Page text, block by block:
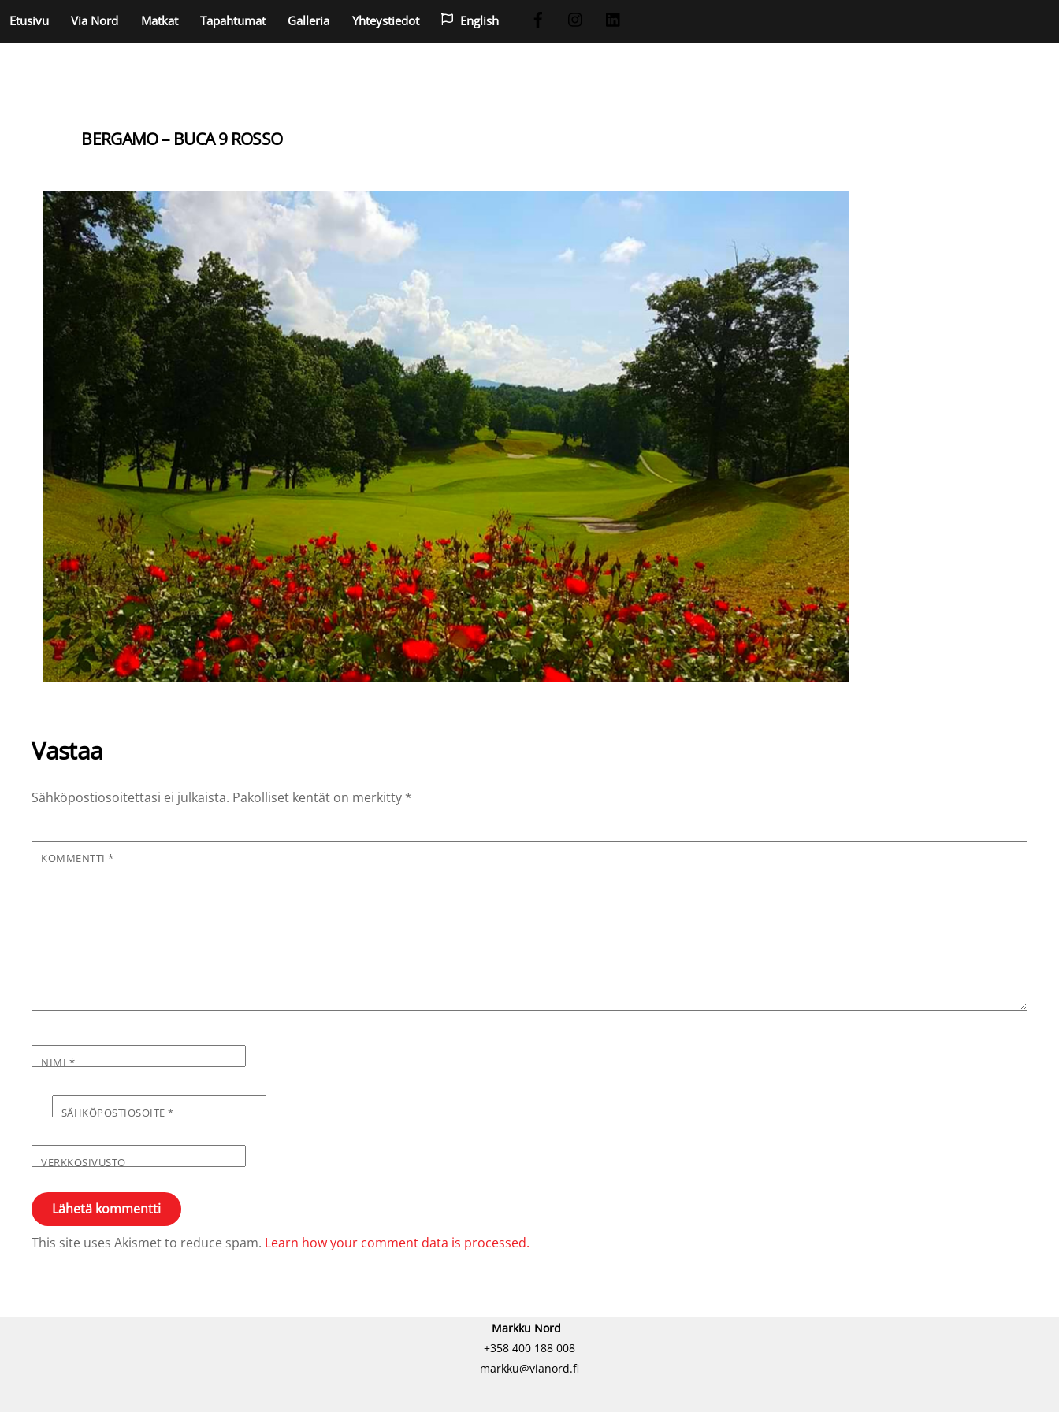
to
Etusivu Via Nord Matkat Tapahtumat Galleria Yhteystiedot English
BERGAMO – BUCA 9 ROSSO
Vastaa
Sähköpostiosoitettasi ei julkaista. Pakolliset kentät on merkitty *
KOMMENTTI*
NIMI *
SÄHKÖPOSTIOSOITE*
VERKKOSIVUSTO
This site uses Akismet to reduce spam. Learn how your comment data is processed.
Markku Nord
+358 400 188 008
markku@vianord.fi